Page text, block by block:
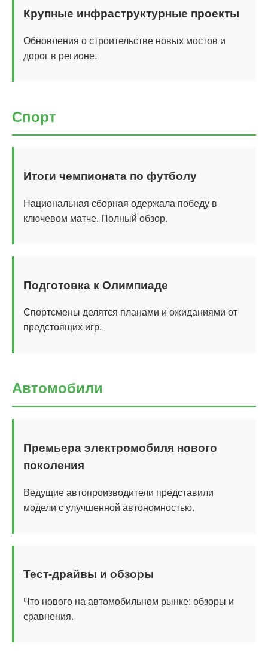
Крупные инфраструктурные проекты
Обновления о строительстве новых мостов и
дорог в регионе.
Спорт
Итоги чемпионата по футболу
Национальная сборная одержала победу в
ключевом матче. Полный обзор.
Подготовка к Олимпиаде
Спортсмены делятся планами и ожиданиями от
предстоящих игр.
Автомобили
Премьера электромобиля нового
поколения
Ведущие автопроизводители представили
модели с улучшенной автономностью.
Тест-драйвы и обзоры
Что нового на автомобильном рынке: обзоры и
сравнения.